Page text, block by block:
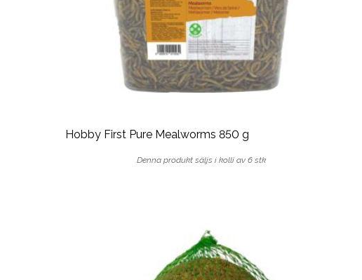
Hobby First Pure Mealworms 850 g
Denna produkt säljs i kolli av 6 stk